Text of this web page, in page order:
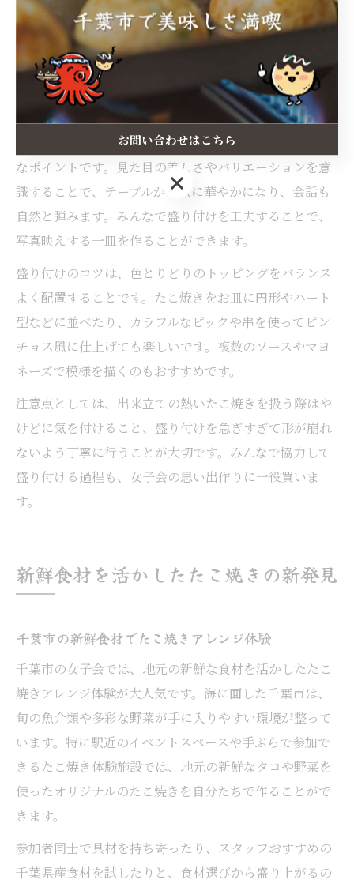
んなで試行錯誤しながら食べ比べるのも、女子会ならで
はの楽しみ方です。アレルギーや苦手な食材がないか事
前に確認しておくと安心です。
みんなで楽しむたこ焼きの盛り付けポイント
たこ焼きの盛り付けは、女子会の楽しさを左右する大事
なポイントです。見た目の美しさやバリエーションを意
識することで、テーブルが一気に華やかになり、会話も
自然と弾みます。みんなで盛り付けを工夫することで、
写真映えする一皿を作ることができます。
盛り付けのコツは、色とりどりのトッピングをバランス
よく配置することです。たこ焼きをお皿に円形やハート
型などに並べたり、カラフルなピックや串を使ってピン
チョス風に仕上げても楽しいです。複数のソースやマヨ
ネーズで模様を描くのもおすすめです。
注意点としては、出来立ての熱いたこ焼きを扱う際はや
けどに気を付けること、盛り付けを急ぎすぎて形が崩れ
ないよう丁寧に行うことが大切です。みんなで協力して
盛り付ける過程も、女子会の思い出作りに一役買いま
す。
新鮮食材を活かしたたこ焼きの新発見
千葉市の新鮮食材でたこ焼きアレンジ体験
千葉市の女子会では、地元の新鮮な食材を活かしたたこ
焼きアレンジ体験が大人気です。海に面した千葉市は、
旬の魚介類や多彩な野菜が手に入りやすい環境が整って
います。特に駅近のイベントスペースや手ぶらで参加で
きるたこ焼き体験施設では、地元の新鮮なタコや野菜を
使ったオリジナルのたこ焼きを自分たちで作ることがで
きます。
参加者同士で具材を持ち寄ったり、スタッフおすすめの
千葉県産食材を試したりと、食材選びから盛り上がるの
お問い合わせはこちら
お問い合わせはこちら